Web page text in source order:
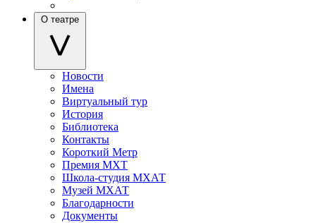
О театре
Новости
Имена
Виртуальный тур
История
Библиотека
Контакты
Короткий Метр
Премия МХТ
Школа-студия МХАТ
Музей МХАТ
Благодарности
Документы